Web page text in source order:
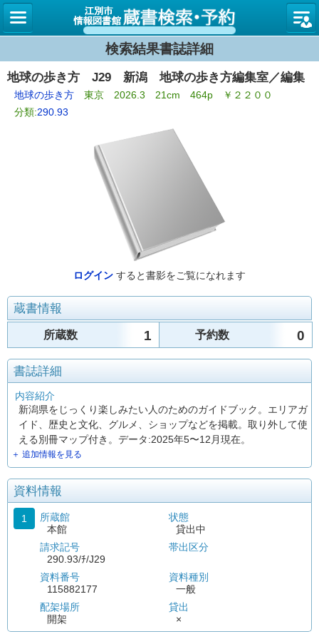
図書館
検索結果書誌詳細
地球の歩き方 J29 新潟 地球の歩き方編集室／編集
地球の歩き方 東京 2026.3 21cm 464p ￥２２００
分類:290.93
ログイン すると書影をご覧になれます
蔵書情報
所蔵数 1 予約数 0
書誌詳細
内容紹介
新潟県をじっくり楽しみたい人のためのガイドブック。エリアガ
イド、歴史と文化、グルメ、ショップなどを掲載。取り外して使
える別冊マップ付き。データ:2025年5〜12月現在。
＋ 追加情報を見る
資料情報
1
所蔵館
本館
請求記号
290.93/ﾁ/J29
資料番号
115882177
配架場所
開架
状態
貸出中
帯出区分
資料種別
一般
貸出
×